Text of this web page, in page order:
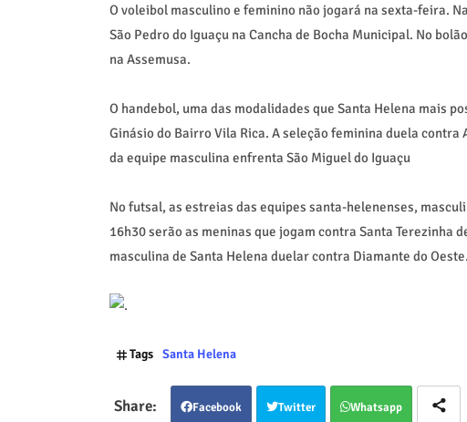
O voleibol masculino e feminino não jogará na sexta-feira.
São Pedro do Iguaçu na Cancha de Bocha Municipal. No
na Assemusa.
O handebol, uma das modalidades que Santa Helena mais
Ginásio do Bairro Vila Rica. A seleção feminina duela contra
da equipe masculina enfrenta São Miguel do Iguaçu
No futsal, as estreias das equipes santa-helenenses,
16h30 serão as meninas que jogam contra Santa Terezinha
masculina de Santa Helena duelar contra Diamante do Oeste.
Tags Santa Helena
Facebook Twitter Whatsapp